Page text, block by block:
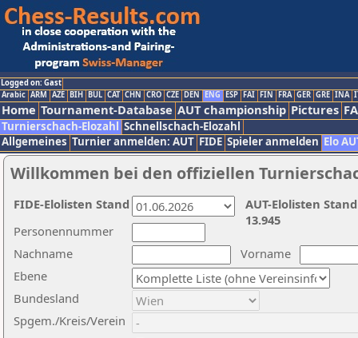
Logged on: Gast
Arabic ARM AZE BIH BUL CAT CHN CRO CZE DEN ENG ESP FAI FIN FRA GER GRE INA
Home Tournament-Database AUT championship Pictures
Turnierschach-Elozahl Schnellschach-Elozahl
Allgemeines Turnier anmelden: AUT FIDE Spieler anmelden Elo
Willkommen bei den offiziellen
Nachname
Vorname
Ebene
Personennummer
Bundesland
Spgem./Kreis/Verein
AUT-Elolisten
13.945
FIDE-Elolisten Stand